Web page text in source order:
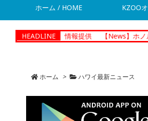
ホーム / HOME KZOO
HEADLINE
走 情報提供 【News】ホノルル警察 ドロ
ホーム > ハワイ最新ニュース